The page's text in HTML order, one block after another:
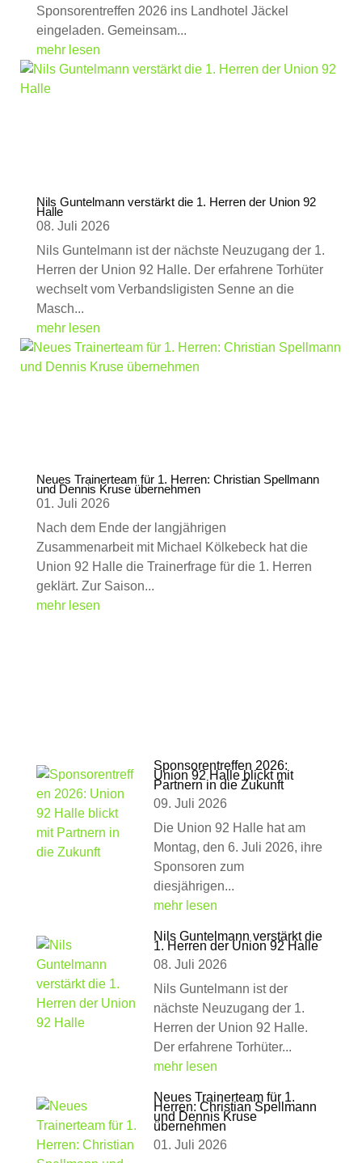
Sponsorentreffen 2026 ins Landhotel Jäckel
eingeladen. Gemeinsam...
mehr lesen
Nils Guntelmann verstärkt die 1. Herren der Union 92
Halle
08. Juli 2026
Nils Guntelmann ist der nächste Neuzugang der 1.
Herren der Union 92 Halle. Der erfahrene Torhüter
wechselt vom Verbandsligisten Senne an die
Masch...
mehr lesen
Neues Trainerteam für 1. Herren: Christian Spellmann
und Dennis Kruse übernehmen
01. Juli 2026
Nach dem Ende der langjährigen
Zusammenarbeit mit Michael Kölkebeck hat die
Union 92 Halle die Trainerfrage für die 1. Herren
geklärt. Zur Saison...
mehr lesen
Sponsorentreffen 2026:
Union 92 Halle blickt mit
Partnern in die Zukunft
09. Juli 2026
Die Union 92 Halle hat am
Montag, den 6. Juli 2026, ihre
Sponsoren zum
diesjährigen...
mehr lesen
Nils Guntelmann verstärkt die
1. Herren der Union 92 Halle
08. Juli 2026
Nils Guntelmann ist der
nächste Neuzugang der 1.
Herren der Union 92 Halle.
Der erfahrene Torhüter...
mehr lesen
Neues Trainerteam für 1.
Herren: Christian Spellmann
und Dennis Kruse
übernehmen
01. Juli 2026